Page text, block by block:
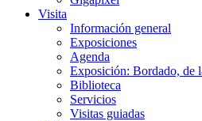
Visita
Información general
Exposiciones
Agenda
Exposición: Bordado, de
Biblioteca
Servicios
Visitas guiadas